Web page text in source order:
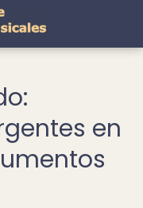
en